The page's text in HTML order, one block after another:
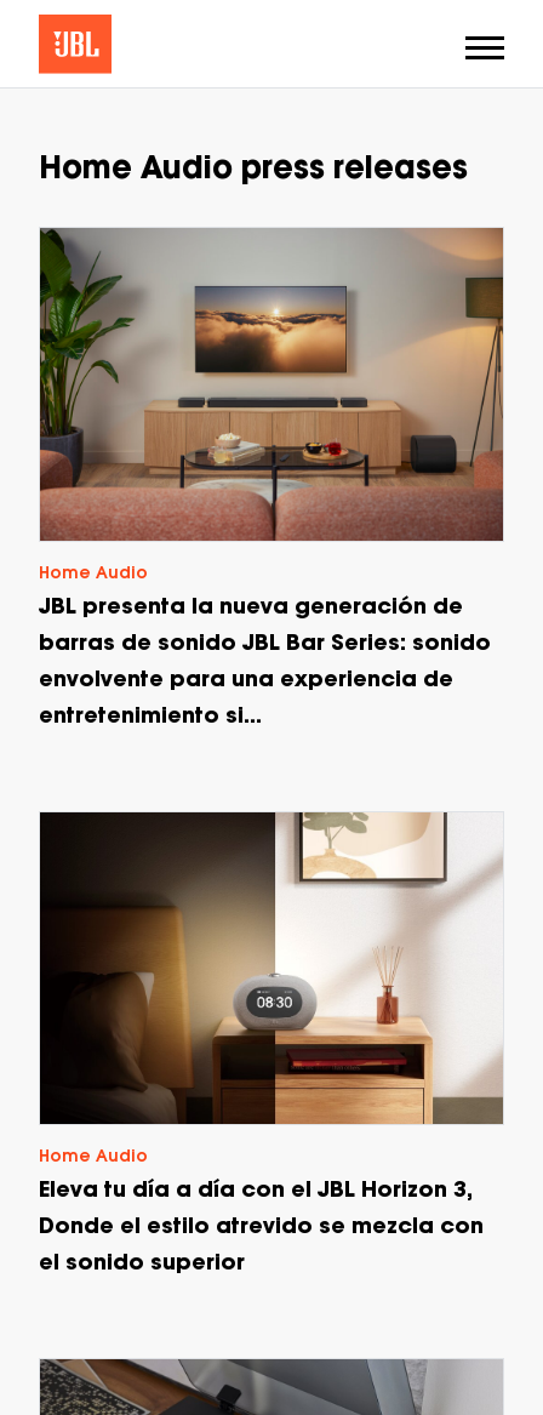
Home Audio press releases
Home Audio
JBL presenta la nueva generación de
barras de sonido JBL Bar Series: sonido
envolvente para una experiencia de
entretenimiento si...
Home Audio
Eleva tu día a día con el JBL Horizon 3,
Donde el estilo atrevido se mezcla con
el sonido superior